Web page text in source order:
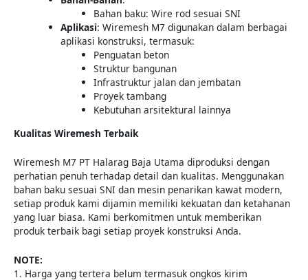
Bahan baku: Wire rod sesuai SNI
Aplikasi: Wiremesh M7 digunakan dalam berbagai
aplikasi konstruksi, termasuk:
Penguatan beton
Struktur bangunan
Infrastruktur jalan dan jembatan
Proyek tambang
Kebutuhan arsitektural lainnya
Kualitas Wiremesh Terbaik
Wiremesh M7 PT Halarag Baja Utama diproduksi dengan
perhatian penuh terhadap detail dan kualitas. Menggunakan
bahan baku sesuai SNI dan mesin penarikan kawat modern,
setiap produk kami dijamin memiliki kekuatan dan ketahanan
yang luar biasa. Kami berkomitmen untuk memberikan
produk terbaik bagi setiap proyek konstruksi Anda.
NOTE:
1. Harga yang tertera belum termasuk ongkos kirim